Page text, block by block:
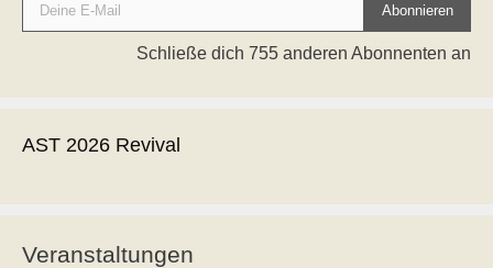
Abonnieren
Schließe dich 755 anderen Abonnenten an
AST 2026 Revival
Veranstaltungen